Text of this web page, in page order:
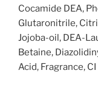
Cocamide DEA,
Glutaronitrile,
Jojoba-oil, DEA-
Betaine,
Acid, Fragrance,